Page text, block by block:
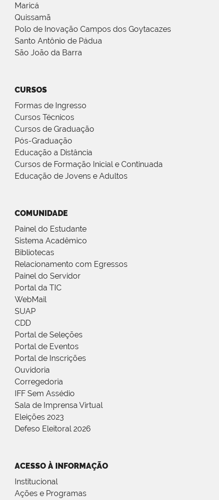
Maricá
Quissamã
Polo de Inovação Campos dos Goytacazes
Santo Antônio de Pádua
São João da Barra
CURSOS
Formas de Ingresso
Cursos Técnicos
Cursos de Graduação
Pós-Graduação
Educação a Distância
Cursos de Formação Inicial e Continuada
Educação de Jovens e Adultos
COMUNIDADE
Painel do Estudante
Sistema Acadêmico
Bibliotecas
Relacionamento com Egressos
Painel do Servidor
Portal da TIC
WebMail
SUAP
CDD
Portal de Seleções
Portal de Eventos
Portal de Inscrições
Ouvidoria
Corregedoria
IFF Sem Assédio
Sala de Imprensa Virtual
Eleições 2023
Defeso Eleitoral 2026
ACESSO À INFORMAÇÃO
Institucional
Ações e Programas